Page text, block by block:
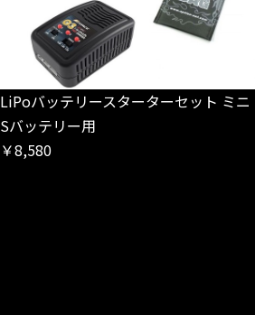
LiPoバッテリースターターセット ミニ
Sバッテリー用
￥8,580